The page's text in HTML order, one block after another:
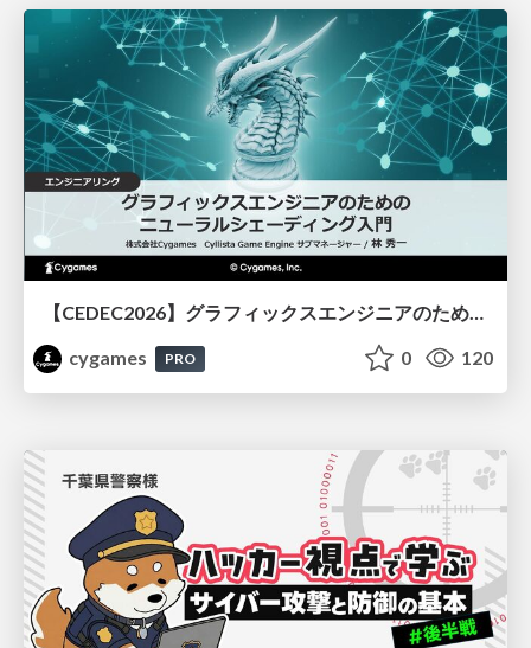
【CEDEC2026】グラフィックスエンジニアのためのニューラルシェーディング入門
cygames
PRO 0 120